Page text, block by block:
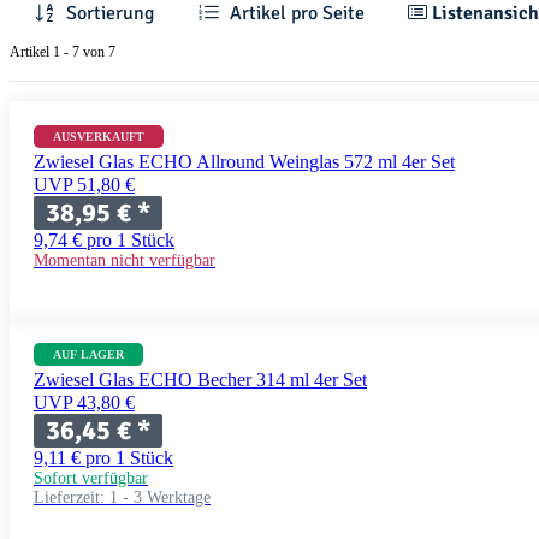
Sortierung Artikel pro Seite
Artikel 1 - 7 von 7
AUSVERKAUFT
Zwiesel Glas ECHO Allround Weinglas 572 ml 4er Set
UVP 51,80 €
38,95 € *
9,74 € pro 1 Stück
Momentan nicht verfügbar
AUF LAGER
Zwiesel Glas ECHO Becher 314 ml 4er Set
UVP 43,80 €
36,45 € *
9,11 € pro 1 Stück
Sofort verfügbar
Lieferzeit: 1 - 3 Werktage